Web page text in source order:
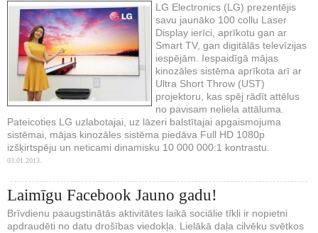
LG Electronics (LG) prezentējis
savu jaunāko 100 collu Laser
Display ierīci, aprīkotu gan ar
Smart TV, gan digitālās televīzijas
iespējām. Iespaidīgā mājas
kinozāles sistēma aprīkota arī ar
Ultra Short Throw (UST)
projektoru, kas spēj rādīt attēlus
no pavisam neliela attāluma.
Pateicoties LG uzlabotajai, uz lāzeri balstītajai apgaismojuma
sistēmai, mājas kinozāles sistēma piedāva Full HD 1080p
izšķirtspēju un neticami dinamisku 10 000 000:1 kontrastu.
03.01.2013.
Laimīgu Facebook Jauno gadu!
Brīvdienu paaugstinātās aktivitātes laikā sociālie tīkli ir nopietni
apdraudēti no datu drošības viedokļa. Lielākā daļa cilvēku svētkos